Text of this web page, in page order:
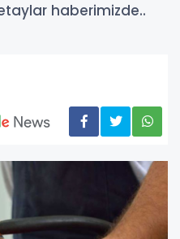
haberimizde..